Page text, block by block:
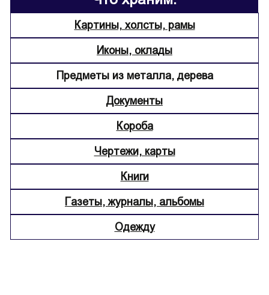
Картины, холсты, рамы
Иконы, оклады
Предметы из металла, дерева
Документы
Короба
Чертежи, карты
Книги
Газеты, журналы, альбомы
Одежду